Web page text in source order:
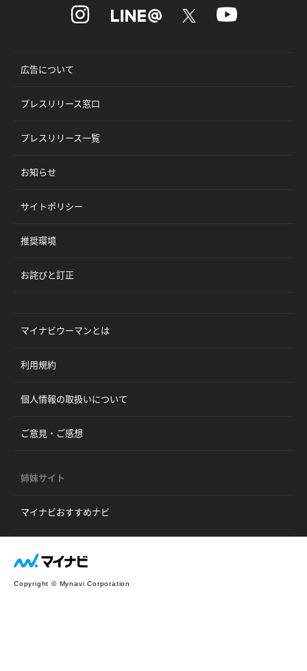
広告について
プレスリリース窓口
プレスリリース一覧
お知らせ
サイトポリシー
推奨環境
お詫びと訂正
マイナビウーマンとは
利用規約
個人情報の取扱いについて
ご意見・ご感想
姉妹サイト
マイナビおすすめナビ
Copyright © Mynavi Corporation